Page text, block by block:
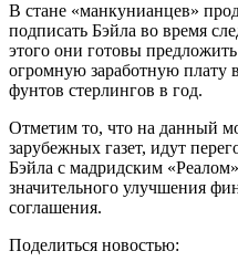
В стане «манкунианцев»
подписать Бэйла во время
этого они готовы
огромную заработную плату
фунтов стерлингов в год.
Отметим то, что на данный
зарубежных газет, идут
Бэйла с мадридским
значительного улучшения
соглашения.
Поделиться новостью: